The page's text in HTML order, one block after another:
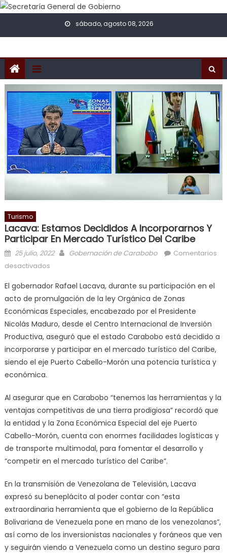
Skip to content
sábado, agosto 08, 2026
Turismo
Lacava: Estamos Decididos A Incorporarnos Y
Participar En Mercado Turístico Del Caribe
Posted on
25 julio, 2022 Author
Gobernación de Carabobo
Comentarios
desactivados
El gobernador Rafael Lacava, durante su participación en el
acto de promulgación de la ley Orgánica de Zonas
Económicas Especiales, encabezado por el Presidente
Nicolás Maduro, desde el Centro Internacional de Inversión
Productiva, aseguró que el estado Carabobo está decidido a
incorporarse y participar en el mercado turístico del Caribe,
siendo el eje Puerto Cabello-Morón una potencia turística y
económica.
Al asegurar que en Carabobo “tenemos las herramientas y la
ventajas competitivas de una tierra prodigiosa” recordó que
la entidad y la Zona Económica Especial del eje Puerto
Cabello-Morón, cuenta con enormes facilidades logísticas y
de transporte multimodal, para fomentar el desarrollo y
“competir en el mercado turístico del Caribe”.
En la transmisión de Venezolana de Televisión, Lacava
expresó su beneplácito al poder contar con “esta
extraordinaria herramienta que el gobierno de la República
Bolivariana de Venezuela pone en mano de los venezolanos”,
así como de los inversionistas nacionales y foráneos que ven
y seguirán viendo a Venezuela como un destino seguro para